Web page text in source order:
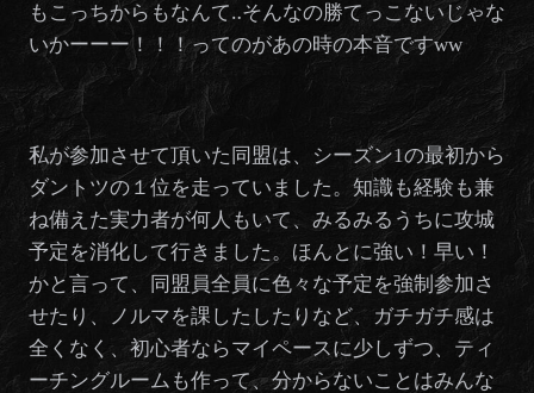
もこっちからもなんて‥そんなの勝てっこないじゃな
いかーーー！！！ってのがあの時の本音ですww
私が参加させて頂いた同盟は、シーズン1の最初から
ダントツの１位を走っていました。知識も経験も兼
ね備えた実力者が何人もいて、みるみるうちに攻城
予定を消化して行きました。ほんとに強い！早い！
かと言って、同盟員全員に色々な予定を強制参加さ
せたり、ノルマを課したしたりなど、ガチガチ感は
全くなく、初心者ならマイペースに少しずつ、ティ
ーチングルームも作って、分からないことはみんな